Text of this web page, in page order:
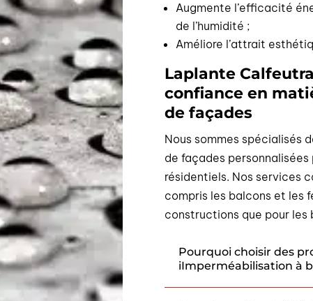
Augmente l’efficacité
de l’humidité ;
Améliore l’attrait
Laplante
confiance en
de façades
Nous sommes spécialisés
de façades
résidentiels. Nos services
compris les balcons et les
constructions que pour
Pourquoi choisir des
iImperméabilisation à